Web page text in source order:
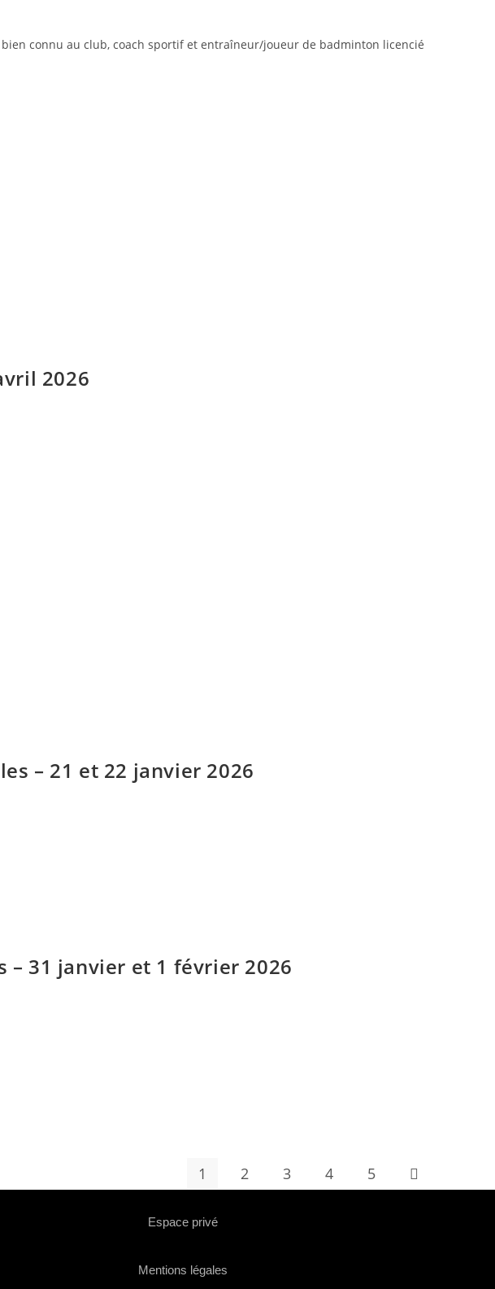
bien connu au club, coach sportif et entraîneur/joueur de badminton licencié
2026
– 21 et 22 janvier 2026
31 janvier et 1 février 2026
1 2 3 4 5
Espace privé
Mentions légales